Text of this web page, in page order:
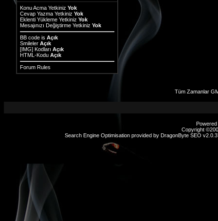
Konu Acma Yetkiniz Yok
Cevap Yazma Yetkiniz Yok
Eklenti Yükleme Yetkiniz Yok
Mesajınızı Değiştirme Yetkiniz Yok
BB code is Açık
Smileler Açık
[IMG] Kodları Açık
HTML-Kodu Açık
Forum Rules
Tüm Zamanlar
Copyright
Search Engine Optimisation provided by DragonByte SEO